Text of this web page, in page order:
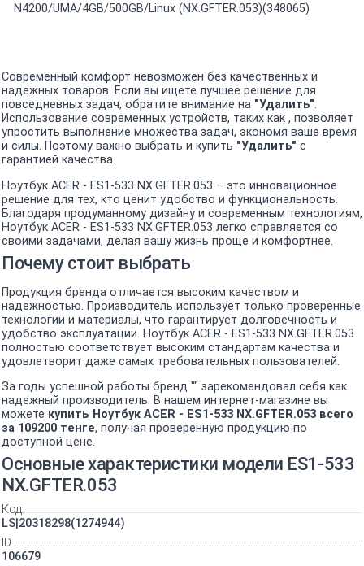
N4200/UMA/4GB/500GB/Linux (NX.GFTER.053)(348065)
Современный комфорт невозможен без качественных и
надежных товаров. Если вы ищете лучшее решение для
повседневных задач, обратите внимание на "Удалить".
Использование современных устройств, таких как , позволяет
упростить выполнение множества задач, экономя ваше время
и силы. Поэтому важно выбрать и купить "Удалить" с
гарантией качества.
Ноутбук ACER - ES1-533 NX.GFTER.053 – это инновационное
решение для тех, кто ценит удобство и функциональность.
Благодаря продуманному дизайну и современным технологиям,
Ноутбук ACER - ES1-533 NX.GFTER.053 легко справляется со
своими задачами, делая вашу жизнь проще и комфортнее.
Почему стоит выбрать
Продукция бренда отличается высоким качеством и
надежностью. Производитель использует только проверенные
технологии и материалы, что гарантирует долговечность и
удобство эксплуатации. Ноутбук ACER - ES1-533 NX.GFTER.053
полностью соответствует высоким стандартам качества и
удовлетворит даже самых требовательных пользователей.
За годы успешной работы бренд "" зарекомендовал себя как
надежный производитель. В нашем интернет-магазине вы
можете купить Ноутбук ACER - ES1-533 NX.GFTER.053 всего
за 109200 тенге, получая проверенную продукцию по
доступной цене.
Основные характеристики модели ES1-533
NX.GFTER.053
Код
LS|20318298(1274944)
ID
106679